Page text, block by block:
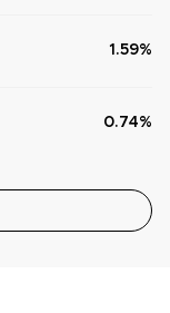
1.59%
0.74%